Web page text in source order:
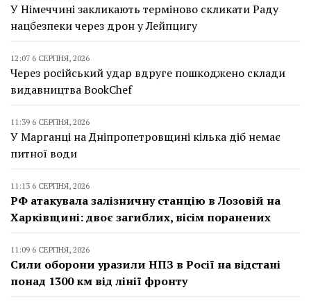
У Німеччині закликають терміново скликати Раду
нацбезпеки через дрон у Лейпцигу
12:07 6 СЕРПНЯ, 2026
Через російський удар вдруге пошкоджено склади
видавництва BookChef
11:39 6 СЕРПНЯ, 2026
У Марганці на Дніпропетровщині кілька діб немає
питної води
11:13 6 СЕРПНЯ, 2026
РФ атакувала залізничну станцію в Лозовій на
Харківщині: двоє загиблих, вісім поранених
11:09 6 СЕРПНЯ, 2026
Сили оборони уразили НПЗ в Росії на відстані
понад 1300 км від лінії фронту